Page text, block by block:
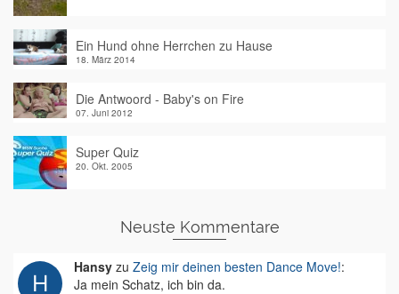
Ein Hund ohne Herrchen zu Hause
18. März 2014
Die Antwoord - Baby's on Fire
07. Juni 2012
Super Quiz
20. Okt. 2005
Neuste Kommentare
Hansy zu Zeig mir deinen besten Dance Move!:
Ja mein Schatz, ich bin da.